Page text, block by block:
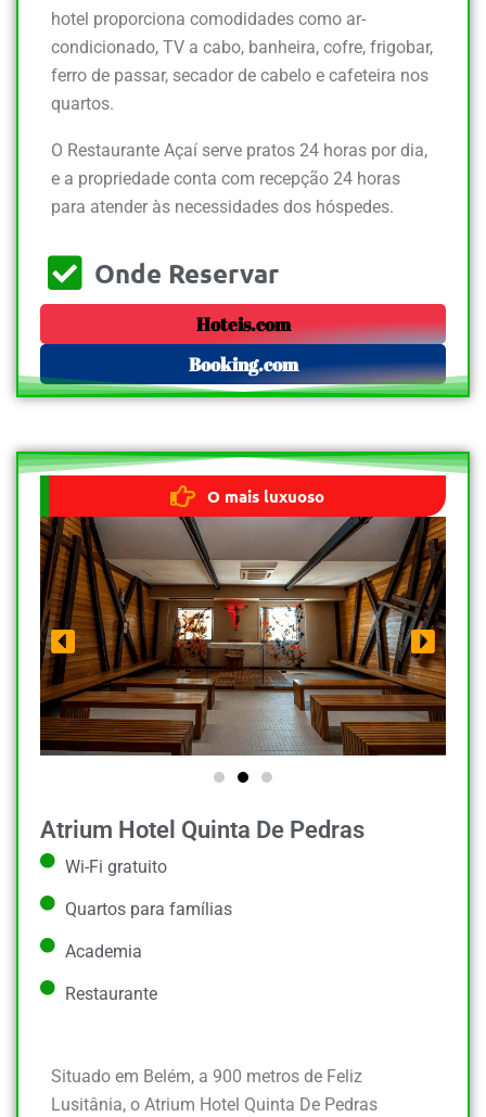
hotel proporciona comodidades como ar-
condicionado, TV a cabo, banheira, cofre, frigobar,
ferro de passar, secador de cabelo e cafeteira nos
quartos.
O Restaurante Açaí serve pratos 24 horas por dia,
e a propriedade conta com recepção 24 horas
para atender às necessidades dos hóspedes.
Onde Reservar
Hoteis.com
Booking.com
O mais luxuoso
Atrium Hotel Quinta De Pedras
Wi-Fi gratuito
Quartos para famílias
Academia
Restaurante
Situado em Belém, a 900 metros de Feliz
Lusitânia, o Atrium Hotel Quinta De Pedras